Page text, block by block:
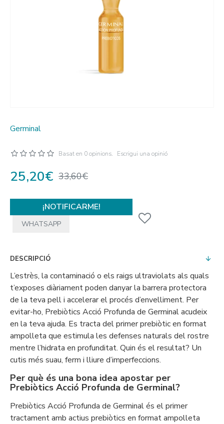
Germinal
Basat en 0 opinions. Escrigui una opinió
25,20€ 33,60€
¡NOTIFICARME!
WHATSAPP
DESCRIPCIÓ
L’estrès, la contaminació o els raigs ultraviolats als quals
t’exposes diàriament poden danyar la barrera protectora
de la teva pell i accelerar el procés d’envelliment. Per
evitar-ho, Prebiòtics Acció Profunda de Germinal acudeix
en la teva ajuda. Es tracta del primer prebiòtic en format
ampolleta que estimula les defenses naturals del rostre
mentre l’hidrata en profunditat. Quin és el resultat? Un
cutis més suau, ferm i lliure d’imperfeccions.
Per què és una bona idea apostar per
Prebiòtics Acció Profunda de Germinal?
Prebiòtics Acció Profunda de Germinal és el primer
tractament amb actius prebiòtics en format ampolleta